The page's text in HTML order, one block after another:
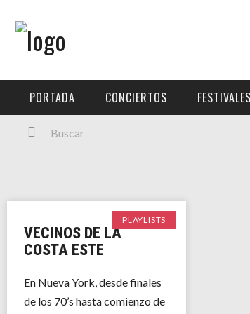
PORTADA
FESTIVALES
HISTORIAS
PORTADA CONCIERTOS FESTIVALES
PLAYLISTS
VECINOS DE LA
COSTA ESTE
En Nueva York, desde finales
de los 70’s hasta comienzo de